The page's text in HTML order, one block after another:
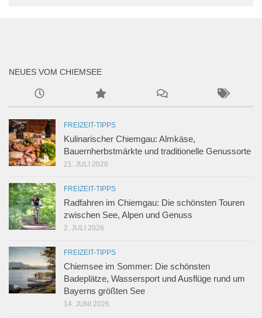
NEUES VOM CHIEMSEE
FREIZEIT-TIPPS
Kulinarischer Chiemgau: Almkäse,
Bauernherbstmärkte und traditionelle Genussorte
21. JULI 2026
FREIZEIT-TIPPS
Radfahren im Chiemgau: Die schönsten Touren
zwischen See, Alpen und Genuss
2. JULI 2026
FREIZEIT-TIPPS
Chiemsee im Sommer: Die schönsten
Badeplätze, Wassersport und Ausflüge rund um
Bayerns größten See
14. JUNI 2026